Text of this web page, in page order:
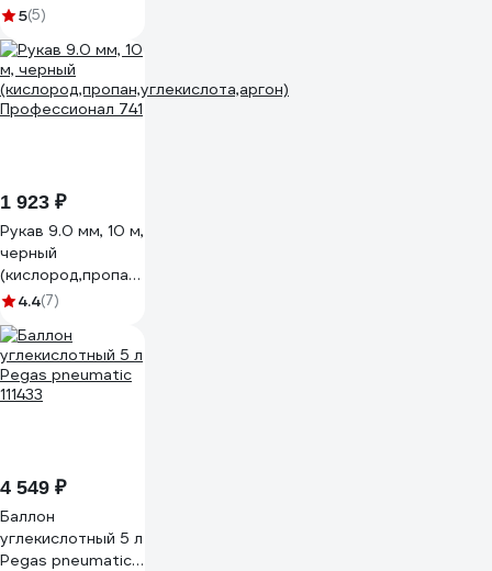
размеры
упаковке 2 шт
Holzer Flexo PMB
2.0
5(5)
1 923 ₽
Рукав 9.0 мм, 10 м,
черный
(кислород,пропан,углекислота,аргон)
Профессионал 741
4.4(7)
4 549 ₽
Баллон
углекислотный 5 л
Pegas pneumatic